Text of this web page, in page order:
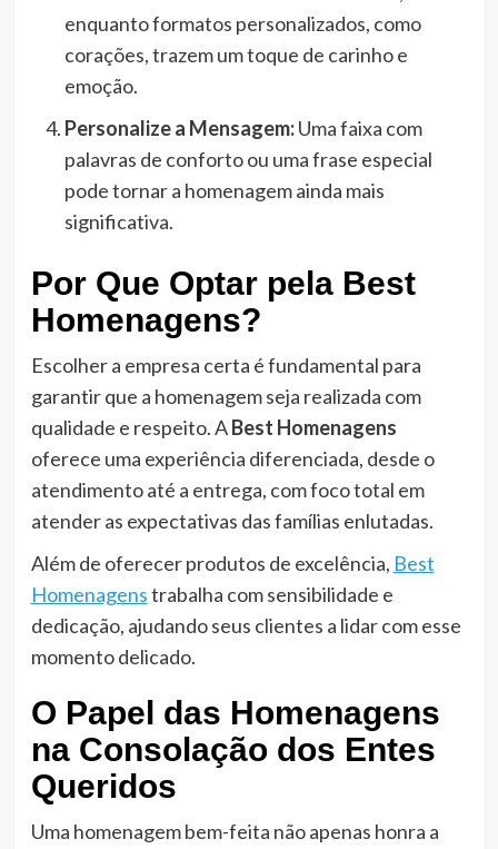
enquanto formatos personalizados, como
corações, trazem um toque de carinho e
emoção.
Personalize a Mensagem:Uma faixa com
palavras de conforto ou uma frase especial
pode tornar a homenagem ainda mais
significativa.
Por Que Optar pela Best
Homenagens?
Escolher a empresa certa é fundamental para
garantir que a homenagem seja realizada com
qualidade e respeito. ABest Homenagens
oferece uma experiência diferenciada, desde o
atendimento até a entrega, com foco total em
atender as expectativas das famílias enlutadas.
Além de oferecer produtos de excelência, Best
Homenagenstrabalha com sensibilidade e
dedicação, ajudando seus clientes a lidar com esse
momento delicado.
O Papel das Homenagens
na Consolação dos Entes
Queridos
Uma homenagem bem-feita não apenas honra a